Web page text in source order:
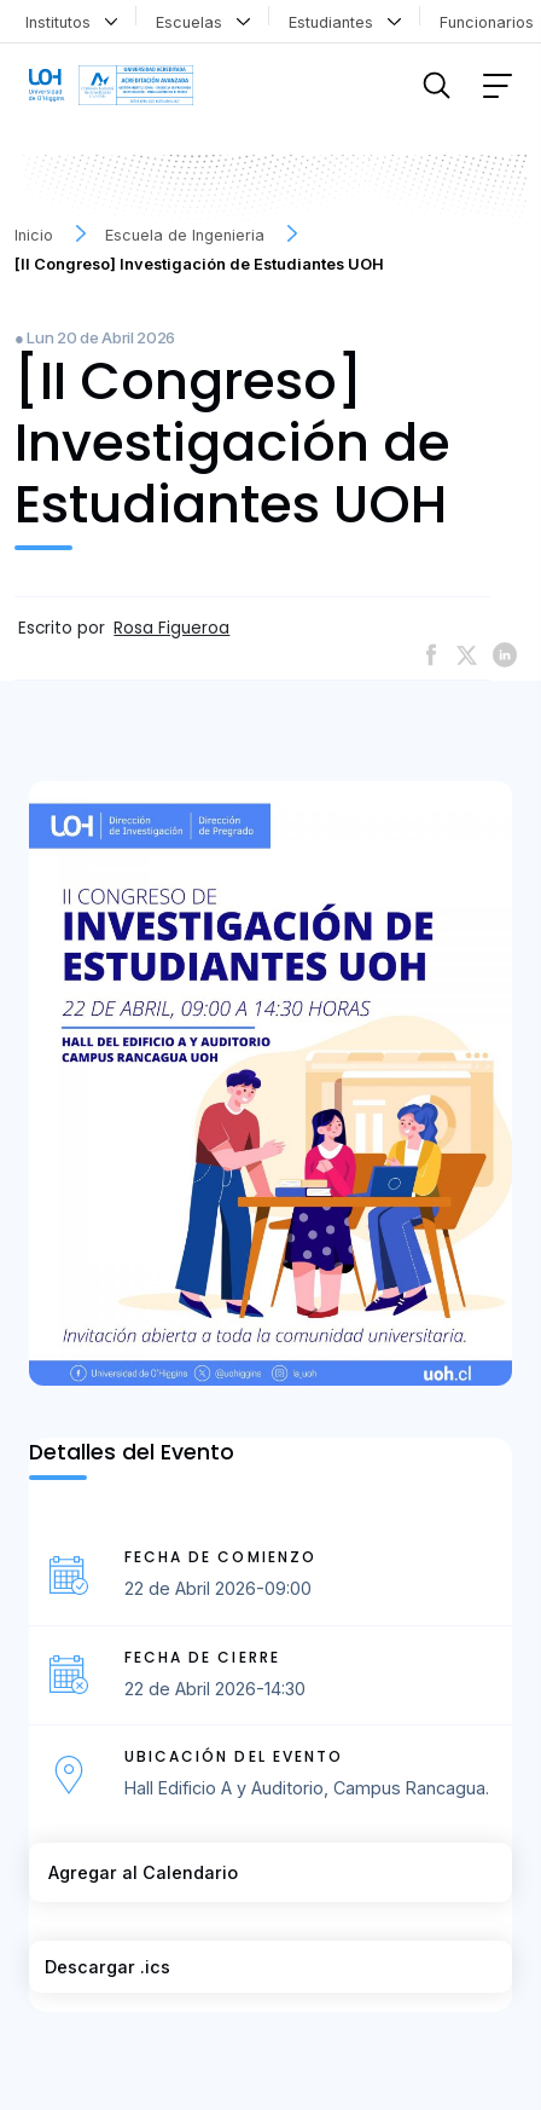
Institutos Escuelas Estudiantes
Inicio
Escuela de Ingenieria
[II Congreso] Investigación de Estudiantes UOH
● Lun 20 de Abril 2026
[II Congreso]
Investigación de
Estudiantes UOH
Escrito por Rosa Figueroa
Detalles del Evento
FECHA DE COMIENZO
22 de Abril 2026-09:00
FECHA DE CIERRE
22 de Abril 2026-14:30
UBICACIÓN DEL EVENTO
Hall Edificio A y Auditorio, Campus Rancagua.
Agregar al Calendario
Descargar .ics